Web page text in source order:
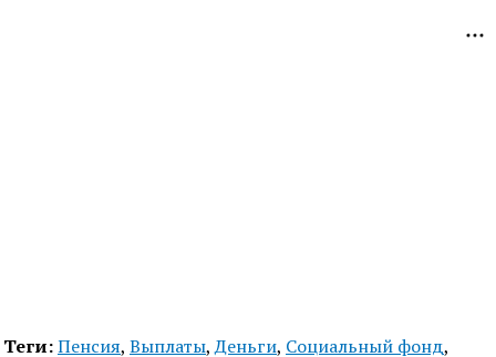
Теги:Пенсия, Выплаты,Деньги, Социальный фонд,